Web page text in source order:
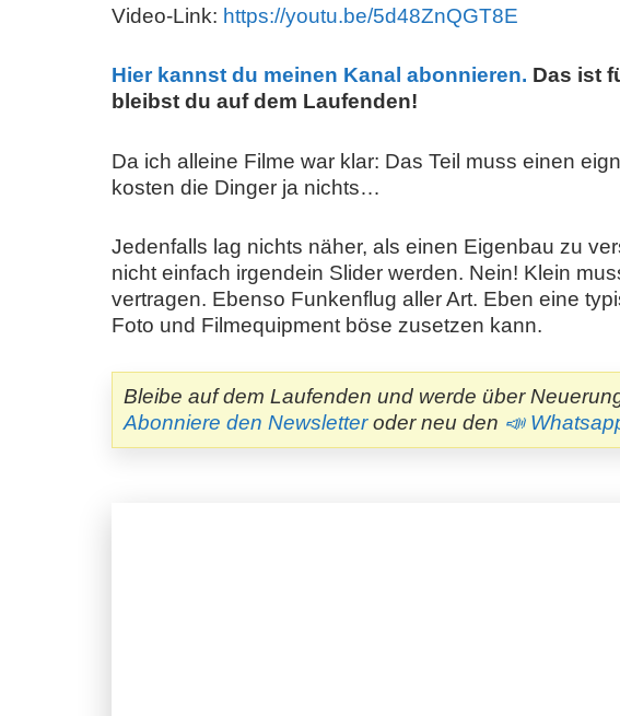
Video-Link: https://youtu.be/5d48ZnQGT8E
Hier kannst du meinen Kanal abonnieren. Das ist
bleibst du auf dem Laufenden!
Da ich alleine Filme war klar: Das Teil muss einen
kosten die Dinger ja nichts…
Jedenfalls lag nichts näher, als einen Eigenbau zu
nicht einfach irgendein Slider werden. Nein! Klein
vertragen. Ebenso Funkenflug aller Art. Eben eine
Foto und Filmequipment böse zusetzen kann.
Bleibe auf dem Laufenden und werde über
Abonniere den Newsletteroder neu den 📣